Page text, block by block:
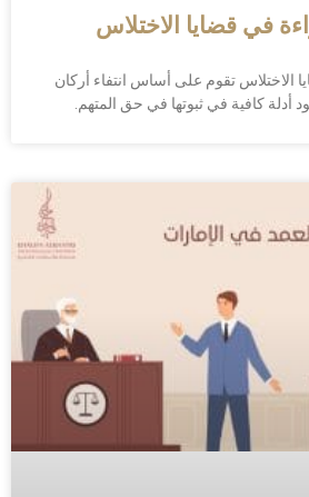
في قضايا الاختلاس
الاختلاس تقوم على أساس انتفاء أركان
أدلة كافية في ثبوتها في حق المتهم.